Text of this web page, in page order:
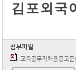
김포외국
첨부파일
교육공무직채용공고